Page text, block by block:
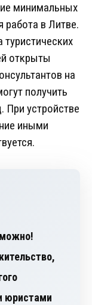
минимальных
работа в Литве.
открыты
на
получить
При устройстве
иными
юристами